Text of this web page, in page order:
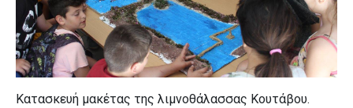
Κατασκευή μακέτας της λιμνοθάλασσας Κουτάβου.